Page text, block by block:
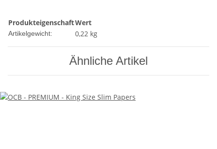
ProdukteigenschaftWert
Artikelgewicht: 0,22 kg
Ähnliche Artikel